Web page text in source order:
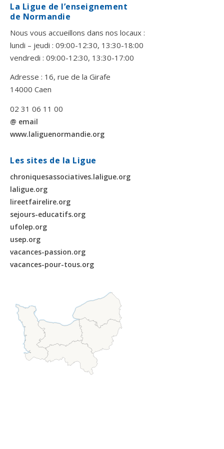
La Ligue de l’enseignement
de Normandie
Nous vous accueillons dans nos locaux :
lundi – jeudi : 09:00-12:30, 13:30-18:00
vendredi : 09:00-12:30, 13:30-17:00
Adresse : 16, rue de la Girafe
14000 Caen
02 31 06 11 00
@ email
www.laliguenormandie.org
Les sites de la Ligue
chroniquesassociatives.laligue.org
laligue.org
lireetfairelire.org
sejours-educatifs.org
ufolep.org
usep.org
vacances-passion.org
vacances-pour-tous.org